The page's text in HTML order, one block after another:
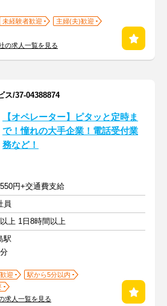
未経験者歓迎
主婦(夫)歓迎
の求人一覧を見る
ス/37-04388874
【オペレーター】ピタッと定時ま
で！憧れの大手企業！電話受付業
務など！
円+交通費支給
員
上 1日8時間以上
駅
迎
駅から5分以内
求人一覧を見る